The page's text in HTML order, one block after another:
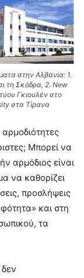
στην Αλβανία: 1.
τη Σκόδρα, 2. New
Γκιουλέν στο
στα Τίρανα
Μπορεί να
αρμόδιος είναι
να καθορίζει
προσλήψεις
και στη
τα